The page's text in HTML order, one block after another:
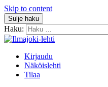
Skip to content
Sulje haku
Haku:
Kirjaudu
Näköislehti
Tilaa